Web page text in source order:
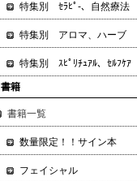
特集別 ｾﾗﾋﾟ-、自然療法
特集別 アロマ、ハーブ
特集別 ｽﾋﾟﾘﾁｭｱﾙ、ｾﾙﾌｹｱ
書籍
書籍一覧
数量限定！！サイン本
フェイシャル